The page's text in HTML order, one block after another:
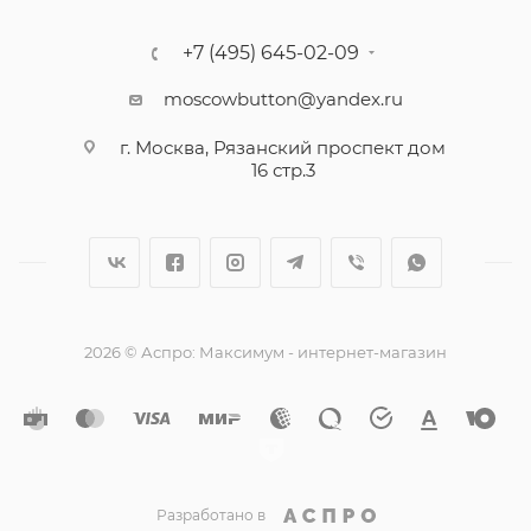
+7 (495) 645-02-09
moscowbutton@yandex.ru
г. Москва, Рязанский проспект дом
16 стр.3
2026 © Аспро: Максимум - интернет-магазин
Разработано в